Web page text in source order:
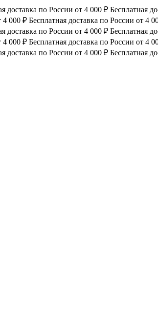
доставка по России от 4 000 ₽ Бесплатная
4 000 ₽ Бесплатная доставка по России от 4
доставка по России от 4 000 ₽ Бесплатная
4 000 ₽ Бесплатная доставка по России от 4
доставка по России от 4 000 ₽ Бесплатная